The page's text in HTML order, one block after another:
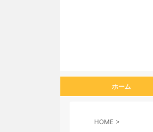
ホーム
HOME >